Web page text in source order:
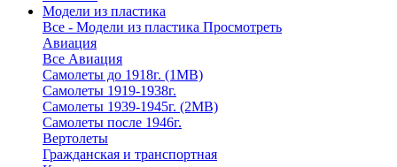
Модели из пластика
Все - Модели из пластика Просмотреть
Авиация
Все Авиация
Самолеты до 1918г. (1МВ)
Самолеты 1919-1938г.
Самолеты 1939-1945г. (2МВ)
Самолеты после 1946г.
Вертолеты
Гражданская и транспортная